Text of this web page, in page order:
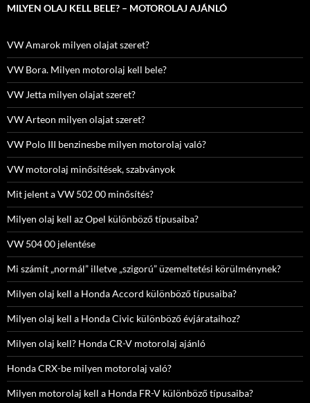
MILYEN OLAJ KELL BELE? – MOTOROLAJ AJÁNLÓ
VW Amarok milyen olajat szeret?
VW Bora. Milyen motorolaj kell bele?
VW Jetta milyen olajat szeret?
VW Arteon milyen olajat szeret?
VW Polo III benzinesbe milyen motorolaj való?
VW motorolaj minősítések, szabványok
Mit jelent a VW 502 00 minősítés?
Milyen olaj kell az Opel különböző típusaiba?
VW 504 00 jelentése
Mi számít „normál” illetve „szigorú” üzemeltetési körülménynek?
Milyen olaj kell a Honda Accord különböző típusaiba?
Milyen olaj kell a Honda Civic különböző évjárataihoz?
Milyen olaj kell? Honda CR-V motorolaj ajánló
Honda CRX-be milyen motorolaj való?
Milyen motorolaj kell a Honda FR-V különböző típusaiba?